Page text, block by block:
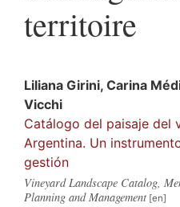
territoire
Liliana Girini, Carina
Vicchi
Catálogo del paisaje del
Argentina. Un
gestión
Vineyard Landscape Catalog,
Planning and Management